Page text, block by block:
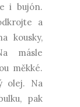
i bujón.
a
kousky,
másle
měkké.
olej. Na
pak